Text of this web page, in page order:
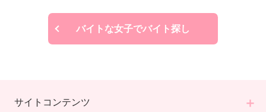
バイトな女子でバイト探し
サイトコンテンツ